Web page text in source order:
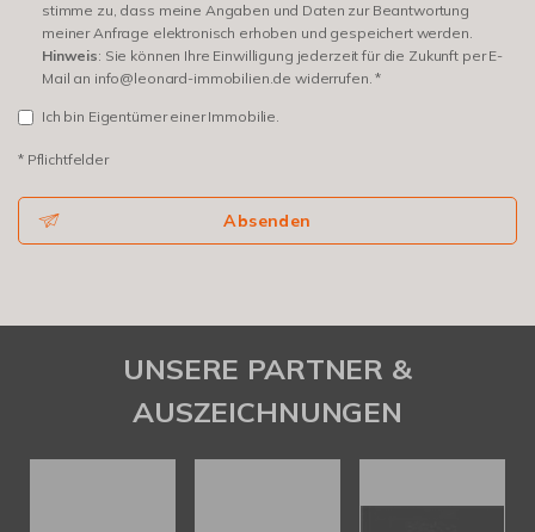
stimme zu, dass meine Angaben und Daten zur Beantwortung
meiner Anfrage elektronisch erhoben und gespeichert werden.
Hinweis: Sie können Ihre Einwilligung jederzeit für die Zukunft per E-
Mail an info@leonard-immobilien.de widerrufen. *
Ich bin Eigentümer einer Immobilie.
* Pflichtfelder
Absenden
UNSERE PARTNER &
AUSZEICHNUNGEN